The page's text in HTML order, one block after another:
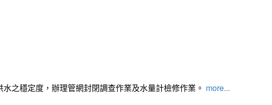
之穩定度，辦理管網封閉調查作業及水量計檢修作業。 more...